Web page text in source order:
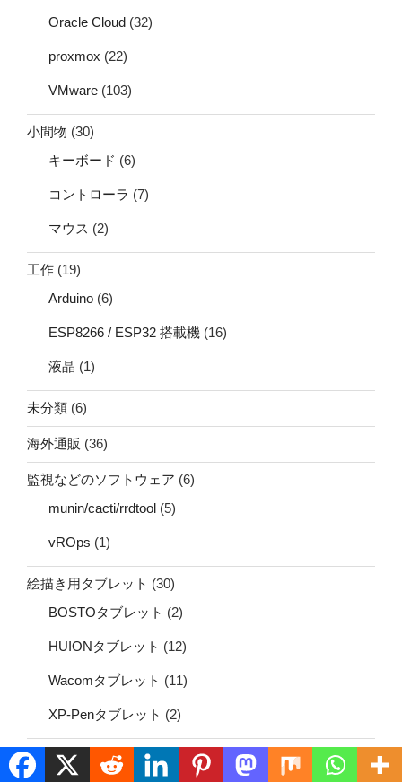
Oracle Cloud (32)
proxmox (22)
VMware (103)
小間物 (30)
キーボード (6)
コントローラ (7)
マウス (2)
工作 (19)
Arduino (6)
ESP8266 / ESP32 搭載機 (16)
液晶 (1)
未分類 (6)
海外通販 (36)
監視などのソフトウェア (6)
munin/cacti/rrdtool (5)
vROps (1)
絵描き用タブレット (30)
BOSTOタブレット (2)
HUIONタブレット (12)
Wacomタブレット (11)
XP-Penタブレット (2)
通信
(167)